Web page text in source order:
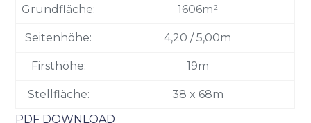
Grundfläche: 1606m²
Seitenhöhe: 4,20 / 5,00m
Firsthöhe: 19m
Stellfläche:
38 x 68m
PDF DOWNLOAD